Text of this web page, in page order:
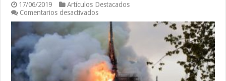
17/06/2019
Artículos Destacados
Comentarios desactivadosen
Notre
Dame
llamas